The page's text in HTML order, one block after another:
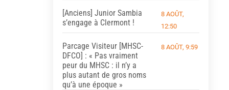
[Anciens] Junior Sambia
s’engage à Clermont !
8 AOÛT,
12:50
Parcage Visiteur [MHSC-
DFCO] : « Pas vraiment
peur du MHSC : il n’y a
plus autant de gros noms
qu’à une époque »
8 AOÛT, 9:59